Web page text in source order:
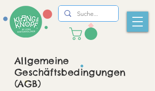
Allgemeine
Geschäftsbedingungen
(AGB)